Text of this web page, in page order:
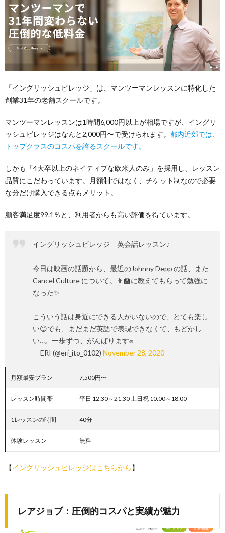
「イングリッシュビレッジ」は、マンツーマンレッスンに特化した
創業31年の老舗スクールです。
マンツーマンレッスンは1時間6,000円以上が相場ですが、イングリ
ッシュビレッジはなんと2,000円〜で受けられます。 都内近郊では、
トップクラスのコスパを誇るスクールです。
しかも「4大卒以上のネイティブな欧米人のみ」を採用し、レッスン
品質にこだわっています。月額制ではなく、チケット制なので必要
な分だけ購入できる点もメリット。
顧客満足度99.1％と、利用者からも高い評価を得ています。
イングリッシュビレッジ 英会話レッスン♪
今日は映画の話題から、最近のJohnny Depp の話、また
Cancel Culture について。👨‍🏫に教えてもらって勉強に
なった✨
こういう話は身近にできる人がいないので、とても楽し
い😊でも、まだまだ英語で表現できなくて、もどかし
い…。一歩ずつ、がんばります✊
— ERI (@eri_ito_0102) November 28, 2020
月額最安プラン 7,500円〜
レッスン時間帯 平日 12:30～21:30 土日祝 10:00～18:00
1レッスンの時間 40分
体験レッスン 無料
【イングリッシュビレッジはこちらから 】
レアジョブ：圧倒的コスパと実績が魅力